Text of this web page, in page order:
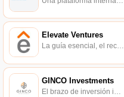
Elevate Ventures
La guía esencial, el recurso y el catalizador comunitario para empresas de alto rendimiento y alto crecimiento con sede en Indiana.
GINCO Investments
El brazo de inversión integrado del Grupo GINCO.